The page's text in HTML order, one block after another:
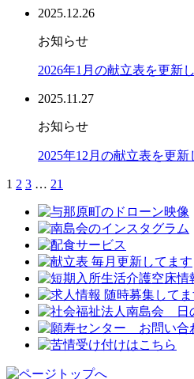
2025.12.26
お知らせ
2026年1月の献立表を更新
2025.11.27
お知らせ
2025年12月の献立表を更新
1 2 3 … 21